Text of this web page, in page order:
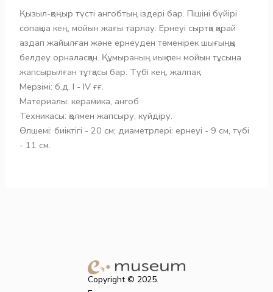
Қызыл-қоңыр түсті ангобтың іздері бар. Пішіні бүйірі
сопақша кең, мойын жағы тарлау. Ернеуі сыртқа қарай
аздап жайылған және ернеуден төменірек шығыңқы
белдеу орналасқан. Құмыраның иық пен мойын тұсына
жапсырылған тұтқасы бар. Түбі кең, жалпақ.
Мерзімі: б.д. І - ІV ғғ.
Материалы: керамика, ангоб
Техникасы: қолмен жапсыру, күйдіру.
Өлшемі: биіктігі - 20 см; диаметрлері: ернеуі - 9 см, түбі
- 11 см.
Copyright © 2025.